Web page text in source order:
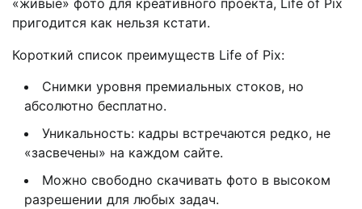
«живые» фото для креативного проекта, Life of Pix
пригодится как нельзя кстати.
Короткий список преимуществ Life of Pix:
Снимки уровня премиальных стоков, но
абсолютно бесплатно.
Уникальность: кадры встречаются редко, не
«засвечены» на каждом сайте.
Можно свободно скачивать фото в высоком
разрешении для любых задач.